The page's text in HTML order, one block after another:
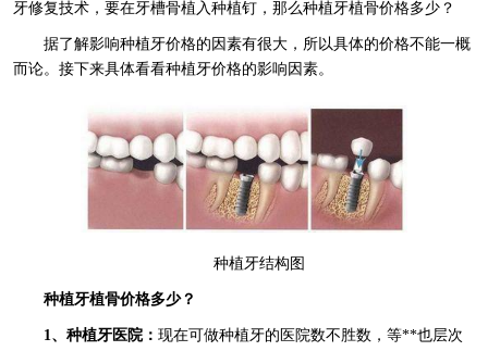
牙修复技术，要在牙槽骨植入种植钉，那么种植牙植骨价格多少？
据了解影响种植牙价格的因素有很大，所以具体的价格不能一概
而论。接下来具体看看种植牙价格的影响因素。
种植牙结构图
种植牙植骨价格多少？
1、种植牙医院： 现在可做种植牙的医院数不胜数，等**也层次